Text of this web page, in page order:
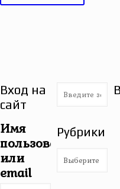
Вход на
сайт
Имя
пользователя
или
email
Рубрики
Рубрики